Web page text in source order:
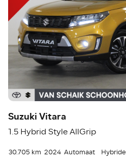
Suzuki Vitara
1.5 Hybrid Style AllGrip
30.705 km 2024 Automaat Hybride